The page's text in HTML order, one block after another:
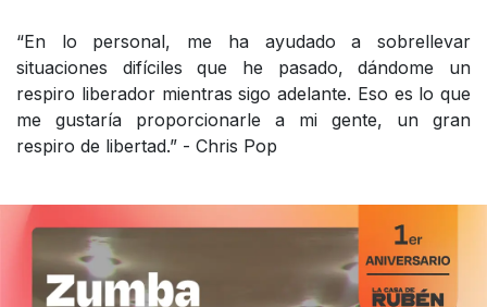
“En lo personal, me ha ayudado a sobrellevar
situaciones difíciles que he pasado, dándome un
respiro liberador mientras sigo adelante. Eso es lo que
me gustaría proporcionarle a mi gente, un gran
respiro de libertad.” - Chris Pop